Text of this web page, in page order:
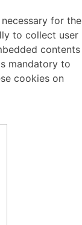
for the
to collect user
contents
mandatory to
cookies on